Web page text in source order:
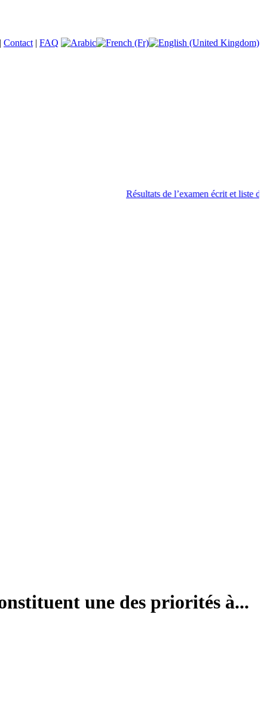
| Contact | FAQ
Résultats de l’examen écrit et liste
une des priorités à...